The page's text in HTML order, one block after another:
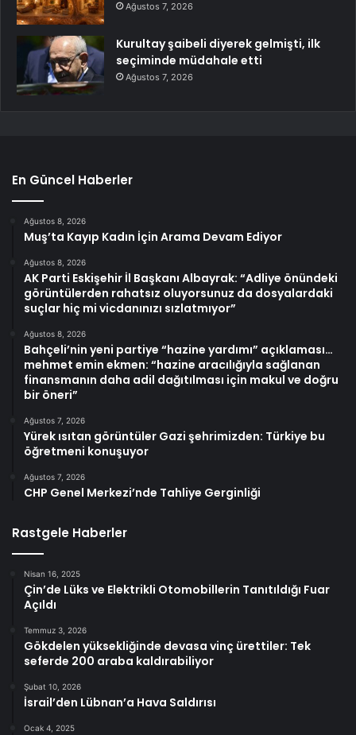
Ağustos 7, 2026
Kurultay şaibeli diyerek gelmişti, ilk
seçiminde müdahale etti
Ağustos 7, 2026
En Güncel Haberler
Ağustos 8, 2026
Muş’ta Kayıp Kadın İçin Arama Devam Ediyor
Ağustos 8, 2026
AK Parti Eskişehir İl Başkanı Albayrak: “Adliye önündeki
görüntülerden rahatsız oluyorsunuz da dosyalardaki
suçlar hiç mi vicdanınızı sızlatmıyor”
Ağustos 8, 2026
Bahçeli’nin yeni partiye “hazine yardımı” açıklaması…
mehmet emin ekmen: “hazine aracılığıyla sağlanan
finansmanın daha adil dağıtılması için makul ve doğru
bir öneri”
Ağustos 7, 2026
Yürek ısıtan görüntüler Gazi şehrimizden: Türkiye bu
öğretmeni konuşuyor
Ağustos 7, 2026
CHP Genel Merkezi’nde Tahliye Gerginliği
Rastgele Haberler
Nisan 16, 2025
Çin’de Lüks ve Elektrikli Otomobillerin Tanıtıldığı Fuar
Açıldı
Temmuz 3, 2026
Gökdelen yüksekliğinde devasa vinç ürettiler: Tek
seferde 200 araba kaldırabiliyor
Şubat 10, 2026
İsrail’den Lübnan’a Hava Saldırısı
Ocak 4, 2025